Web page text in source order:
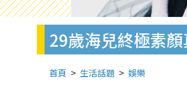
29歲海兒終極素
首頁 生活話題 娛樂